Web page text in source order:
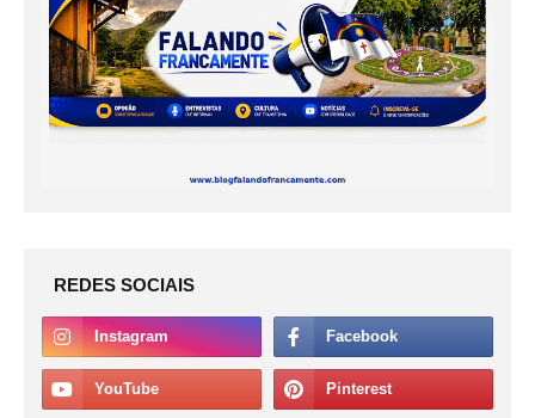
REDES SOCIAIS